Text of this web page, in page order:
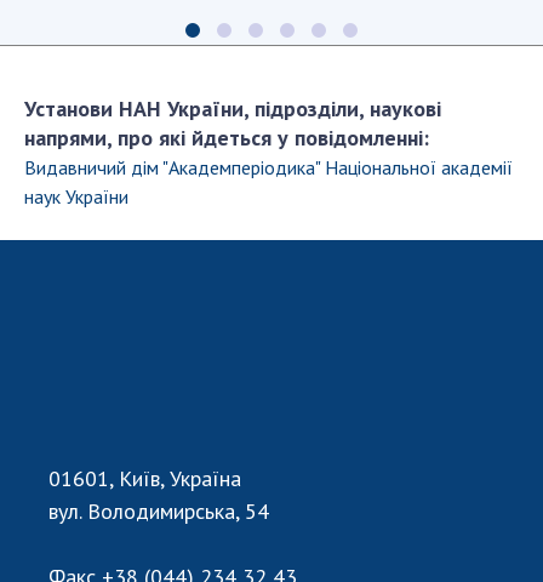
Установи НАН України, підрозділи, наукові
напрями, про які йдеться у повідомленні:
Видавничий дім "Академперіодика" Національної академії
наук України
01601, Київ, Україна
вул. Володимирська, 54